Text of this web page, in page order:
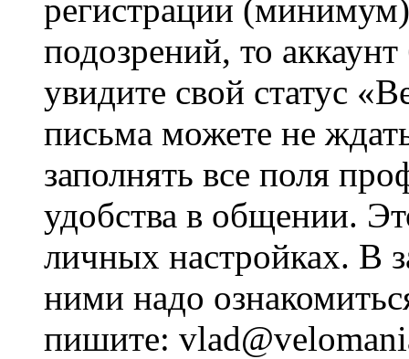
регистрации
подозрений, то
увидите свой статус
письма можете не
заполнять все поля
удобства в общении.
личных настройках. В
ними надо
пишите: